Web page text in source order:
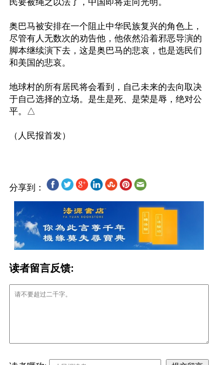
民要被绳之以法了，中国即将走向光明。
奥巴马被安排在一个阻止中华民族复兴的角色上，
尽管有人无数次的劝告他，他依然沿着邪恶导演的
脚本继续演下去，这是奥巴马的悲哀，也是选民们
和美国的悲哀。
地球村的所有居民将会看到，自己未来的去向取决
于自己选择的立场。是生是死、是荣是辱，绝对公
平。△
（人民报首发）
分享到：
读者留言反馈: